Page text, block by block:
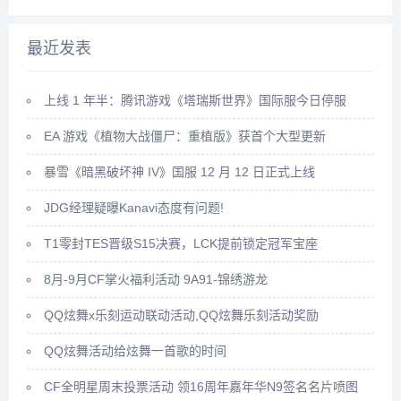
最近发表
上线 1 年半：腾讯游戏《塔瑞斯世界》国际服今日停服
EA 游戏《植物大战僵尸：重植版》获首个大型更新
暴雪《暗黑破坏神 IV》国服 12 月 12 日正式上线
JDG经理疑曝Kanavi态度有问题!
T1零封TES晋级S15决赛，LCK提前锁定冠军宝座
8月-9月CF掌火福利活动 9A91-锦绣游龙
QQ炫舞x乐刻运动联动活动,QQ炫舞乐刻活动奖励
QQ炫舞活动给炫舞一首歌的时间
CF全明星周末投票活动 领16周年嘉年华N9签名名片喷图